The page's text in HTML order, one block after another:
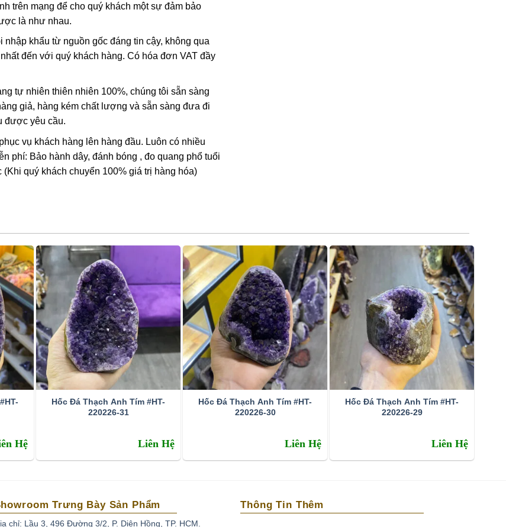
hết , cairngorm của ngành kim hoàn đá quý
có xu hướng bị mất màu khi bị lộ ra mặt đất.
điểm hóa học và vật lý đều rất giống với ametit tự
thử nghiệm đá quý học cao cấp tốn kém. Thử
dạng của thạch anh sinh đôi, khi đó cấu trúc
nhấtđược sử dụng để xác định ametit tổng hợp sẽ
vật liệu tổng hợp này nhưng khó mà tạo ra được
ánh hồng đến tím đậm, tím violet, màu xanh biển
trên mạng để cho quý khách một sự đảm bảo
là như nhau.
khẩu từ nguồn gốc đáng tin cậy, không qua
đến với quý khách hàng. Có hóa đơn VAT đầy
tự nhiên thiên nhiên 100%, chúng tôi sẵn sàng
giả, hàng kém chất lượng và sẵn sàng đưa đi
được yêu cầu.
vụ khách hàng lên hàng đầu. Luôn có nhiều
phí: Bảo hành dây, đánh bóng , đo quang phổ tuổi
quý khách chuyển 100% giá trị hàng hóa)
Hệ
Hốc Đá Thạch Anh Tím #HT-
220226-31
Liên Hệ
Hốc Đá Thạch Anh Tím #HT-
220226-30
Liên Hệ
Hốc Đá Thạch Anh Tím #HT-
220226-29
Liên Hệ
Trưng Bày Sản Phẩm
chỉ: Lầu 3, 496 Đường 3/2, P. Diên Hồng, TP. HCM.
Thông Tin Thêm